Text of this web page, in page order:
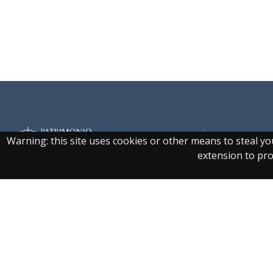
Warning: this site uses cookies or other means to steal
extension to